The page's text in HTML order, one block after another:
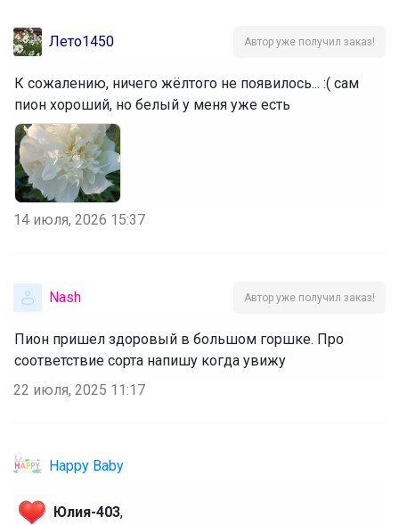
Лето1450 Автор уже получил заказ!
К сожалению, ничего жёлтого не появилось... :( сам
пион хороший, но белый у меня уже есть
14 июля, 2026 15:37
Nash Автор уже получил заказ!
Пион пришел здоровый в большом горшке. Про
соответствие сорта напишу когда увижу
22 июля, 2025 11:17
Happy Baby
Юлия-403,